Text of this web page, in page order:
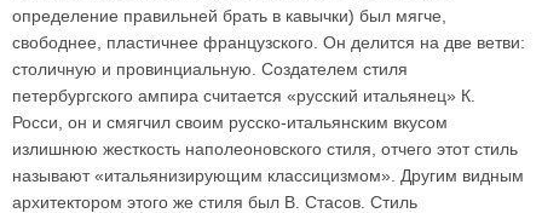
определение правильней брать в кавычки) был мягче,
свободнее, пластичнее французского. Он делится на две ветви:
столичную и провинциальную. Создателем стиля
петербургского ампира считается «русский итальянец» К.
Росси, он и смягчил своим русско-итальянским вкусом
излишнюю жесткость наполеоновского стиля, отчего этот стиль
называют «итальянизирующим классицизмом». Другим видным
архитектором этого же стиля был В. Стасов. Стиль